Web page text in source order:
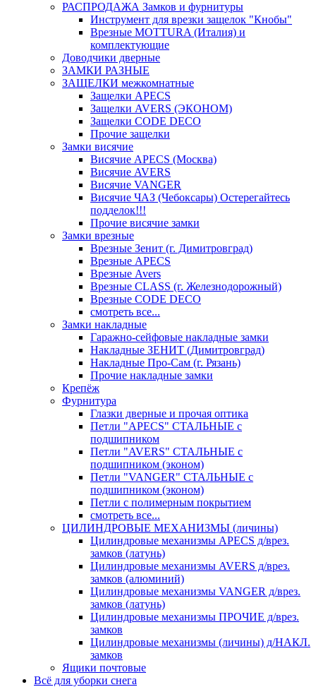
РАСПРОДАЖА Замков и фурнитуры
Инструмент для врезки защелок "Кнобы"
Врезные MOTTURA (Италия) и
комплектующие
Доводчики дверные
ЗАМКИ РАЗНЫЕ
ЗАЩЕЛКИ межкомнатные
Защелки APECS
Защелки AVERS (ЭКОНОМ)
Защелки CODE DECO
Прочие защелки
Замки висячие
Висячие APECS (Москва)
Висячие AVERS
Висячие VANGER
Висячие ЧАЗ (Чебоксары) Остерегайтесь
подделок!!!
Прочие висячие замки
Замки врезные
Врезные Зенит (г. Димитровград)
Врезные APECS
Врезные Avers
Врезные CLASS (г. Железнодорожный)
Врезные CODE DECO
смотреть все...
Замки накладные
Гаражно-сейфовые накладные замки
Накладные ЗЕНИТ (Димитровград)
Накладные Про-Сам (г. Рязань)
Прочие накладные замки
Крепёж
Фурнитура
Глазки дверные и прочая оптика
Петли "APECS" СТАЛЬНЫЕ с
подшипником
Петли "AVERS" СТАЛЬНЫЕ с
подшипником (эконом)
Петли "VANGER" СТАЛЬНЫЕ с
подшипником (эконом)
Петли с полимерным покрытием
смотреть все...
ЦИЛИНДРОВЫЕ МЕХАНИЗМЫ (личины)
Цилиндровые механизмы APECS д/врез.
замков (латунь)
Цилиндровые механизмы AVERS д/врез.
замков (алюминий)
Цилиндровые механизмы VANGER д/врез.
замков (латунь)
Цилиндровые механизмы ПРОЧИЕ д/врез.
замков
Цилиндровые механизмы (личины) д/НАКЛ.
замков
Ящики почтовые
Всё для уборки снега